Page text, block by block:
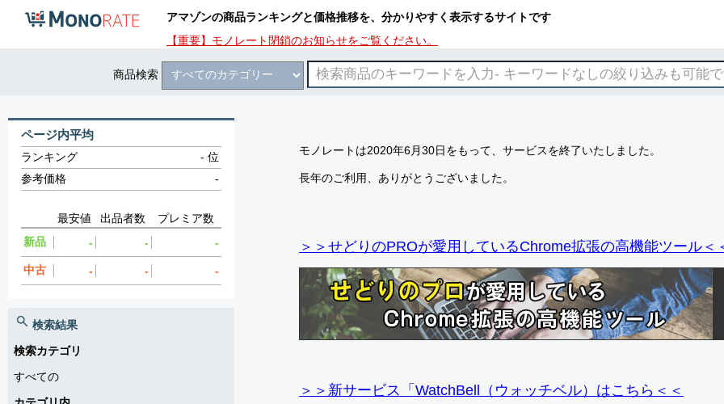
アマゾンの商品ランキングと価格推移を、分かりやすく表示するサイトです
【重要】モノレート閉鎖のお知らせをご覧ください。
商品検索
モノレートは2020年6月30日をもって、サービスを終了いたしました。
長年のご利用、ありがとうございました。
＞＞せどりのPROが愛用しているChrome拡張の高機能ツール＜
＞＞新サービス「WatchBell（ウォッチベル）はこちら＜＜
ページ内平均
ランキング -位
参考価格
-
最安値 出品者数
プレミア数
新品
- - -
中古 - - -
検索結果
検索カテゴリ
すべての